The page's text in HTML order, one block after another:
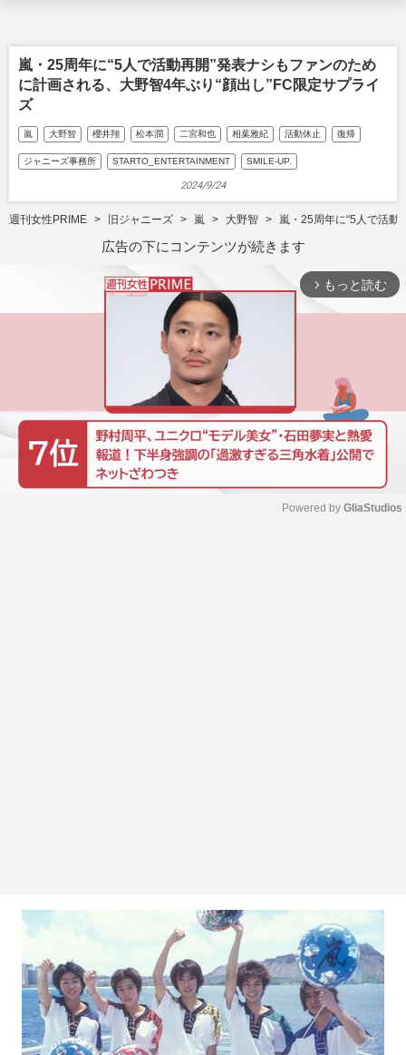
嵐・25周年に“5人で活動再開”発表ナシもファンのため
に計画される、大野智4年ぶり“顔出し”FC限定サプライ
ズ
嵐 大野智 櫻井翔 松本潤 二宮和也 相葉雅紀 活動休止 復帰
ジャニーズ事務所 STARTO_ENTERTAINMENT SMILE-UP.
2024/9/24
週刊女性PRIME 旧ジャニーズ 嵐 大野智 嵐・25周年に“5人で活動
広告の下にコンテンツが続きます
arrow_forward_ios もっと読む
Powered by GliaStudios